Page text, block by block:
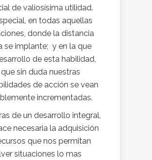
de valiosísima utilidad.
en todas aquellas
donde la distancia
se implante; y en la que
de esta habilidad,
sin duda nuestras
de acción se vean
incrementadas.
de un desarrollo integral,
necesaria la adquisición
que nos permitan
situaciones lo mas